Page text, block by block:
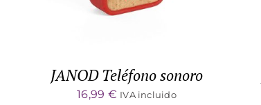
JANOD Teléfono sonoro
16,99 € IVA incluido